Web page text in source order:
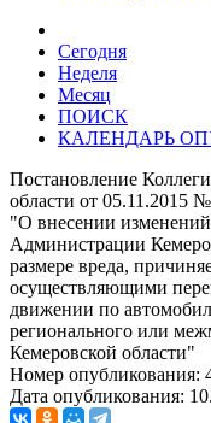
Сегодня
Неделя
Месяц
ПОИСК
КАЛЕНДАРЬ
Постановление
области от 05.11.2015
"О внесении
Администрации
размере вреда,
осуществляющими
движении по
регионального или
Кемеровской области"
Номер опубликования:
Дата опубликования: